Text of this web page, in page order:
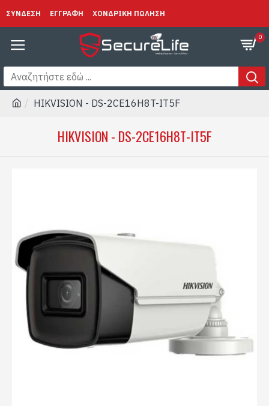
ΣΥΝΔΕΣΗ ΕΓΓΡΑΦΗ ΧΟΝΔΡΙΚΗ ΠΩΛΗΣΗ
0
HIKVISION - DS-2CE16H8T-IT5F
HIKVISION - DS-2CE16H8T-IT5F